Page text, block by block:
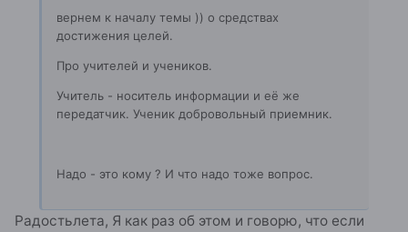
вернем к началу темы )) о средствах
достижения целей.
Про учителей и учеников.
Учитель - носитель информации и её же
передатчик. Ученик добровольный приемник.
Надо - это кому ? И что надо тоже вопрос.
Радостьлета, Я как раз об этом и говорю, что если